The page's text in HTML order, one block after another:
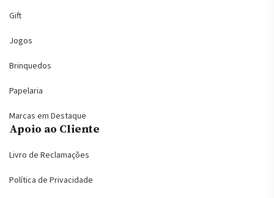
Gift
Jogos
Brinquedos
Papelaria
Marcas em Destaque
Apoio ao Cliente
Livro de Reclamações
Política de Privacidade